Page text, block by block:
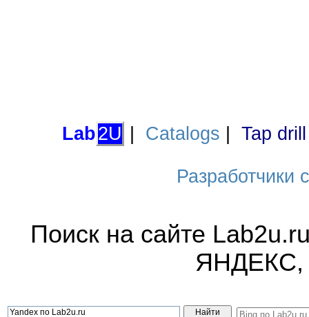
Lab2U Catalogs Tap
Разработчики
Поиск на сайте
ЯНДЕКС,